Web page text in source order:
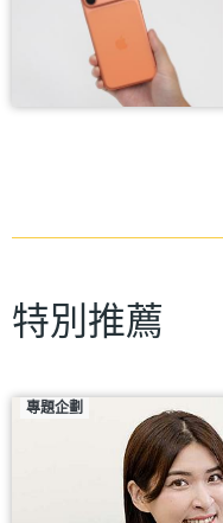
特別推薦
專題企劃